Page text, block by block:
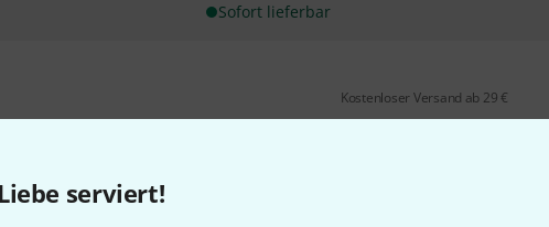
serviert!
Sofort lieferbar
Kostenloser Versand ab 29 €
Alle Preise inkl. MwSt.